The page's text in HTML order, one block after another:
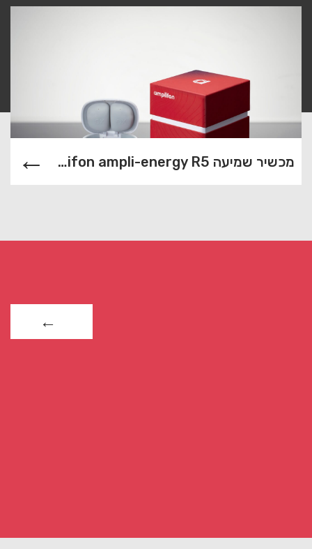
מכשיר שמיעה Amplifon ampli-energy R5